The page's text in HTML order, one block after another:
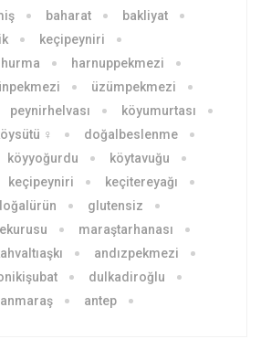
baharat
bakliyat
keçipeyniri
hurma
harnuppekmezi
üzümpekmezi
peynirhelvası
köyumurtası
♀
doğalbeslenme
köyyoğurdu
köytavuğu
keçipeyniri
keçitereyağı
glutensiz
maraştarhanası
andızpekmezi
dulkadiroğlu
antep